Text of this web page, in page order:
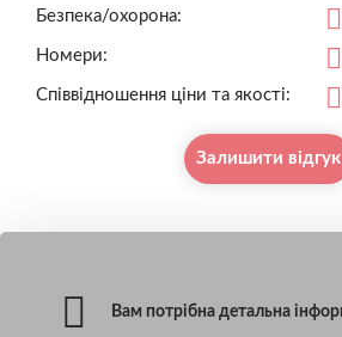
Безпека/охорона:
Номери:
Співвідношення ціни та якості:
Залишити відгук
Вам потрібна детальна